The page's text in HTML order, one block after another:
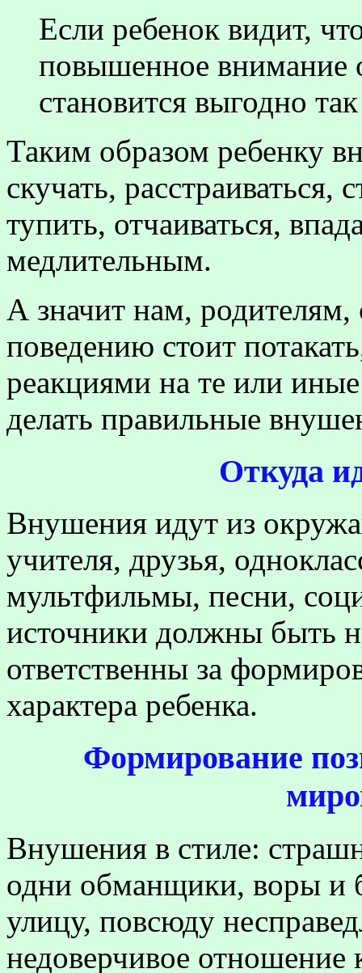
Если ребенок видит,
повышенное
становится выгодно
Таким образом ребенку
скучать, расстраиваться,
тупить, отчаиваться,
медлительным.
А значит нам, родителям,
поведению стоит
реакциями на те или
делать правильные
Откуда
Внушения идут из
учителя, друзья,
мультфильмы, песни,
источники должны быть
ответственны за
характера ребенка.
Формирование
Внушения в стиле:
одни обманщики, воры и
улицу, повсюду
недоверчивое отношение